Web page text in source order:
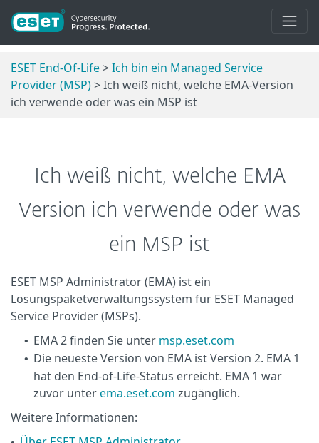
ESET End-Of-Life>Ich bin ein Managed Service
Provider (MSP)> Ich weiß nicht, welche EMA-Version
ich verwende oder was ein MSP ist
Ich weiß nicht, welche EMA
Version ich verwende oder was
ein MSP ist
ESET MSP Administrator (EMA) ist ein
Lösungspaketverwaltungssystem für ESET Managed
Service Provider (MSPs).
• EMA 2 finden Sie unter msp.eset.com
• Die neueste Version von EMA ist Version 2. EMA 1
hat den End-of-Life-Status erreicht. EMA 1 war
zuvor unterema.eset.com zugänglich.
Weitere Informationen: